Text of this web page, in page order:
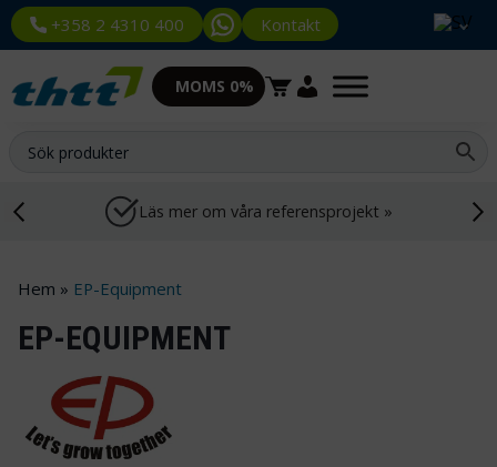
+358 2 4310 400 Kontakt
MOMS 0%
Läs mer om våra referensprojekt »
Hem » EP-Equipment
EP-EQUIPMENT